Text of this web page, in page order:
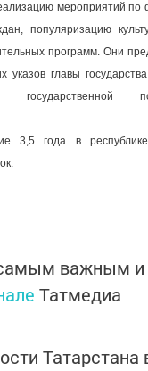
мероприятий по
популяризацию
программ. Они
указов главы
3,5 года в
важным
Татмедиа
Татарстана